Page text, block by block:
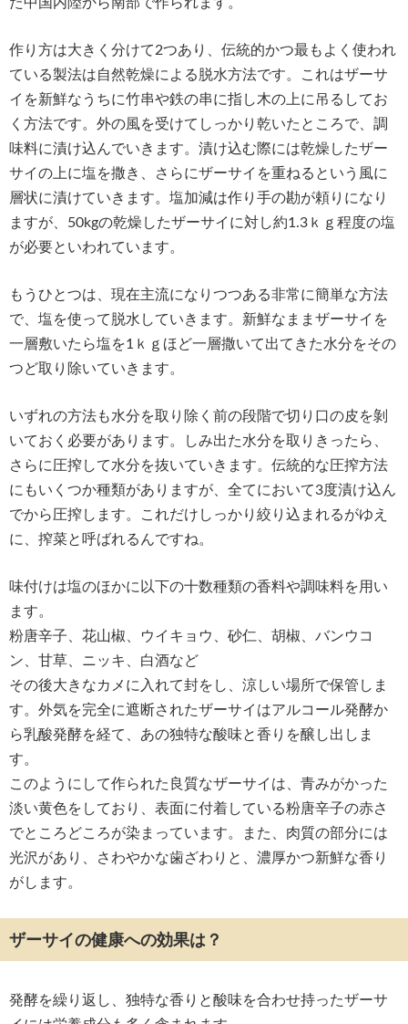
た中国内陸から南部で作られます。
作り方は大きく分けて2つあり、伝統的かつ最もよく使われ
ている製法は自然乾燥による脱水方法です。これはザーサ
イを新鮮なうちに竹串や鉄の串に指し木の上に吊るしてお
く方法です。外の風を受けてしっかり乾いたところで、調
味料に漬け込んでいきます。漬け込む際には乾燥したザー
サイの上に塩を撒き、さらにザーサイを重ねるという風に
層状に漬けていきます。塩加減は作り手の勘が頼りになり
ますが、50kgの乾燥したザーサイに対し約1.3ｋｇ程度の塩
が必要といわれています。
もうひとつは、現在主流になりつつある非常に簡単な方法
で、塩を使って脱水していきます。新鮮なままザーサイを
一層敷いたら塩を1ｋｇほど一層撒いて出てきた水分をその
つど取り除いていきます。
いずれの方法も水分を取り除く前の段階で切り口の皮を剝
いておく必要があります。しみ出た水分を取りきったら、
さらに圧搾して水分を抜いていきます。伝統的な圧搾方法
にもいくつか種類がありますが、全てにおいて3度漬け込ん
でから圧搾します。これだけしっかり絞り込まれるがゆえ
に、搾菜と呼ばれるんですね。
味付けは塩のほかに以下の十数種類の香料や調味料を用い
ます。
粉唐辛子、花山椒、ウイキョウ、砂仁、胡椒、バンウコ
ン、甘草、ニッキ、白酒など
その後大きなカメに入れて封をし、涼しい場所で保管しま
す。外気を完全に遮断されたザーサイはアルコール発酵か
ら乳酸発酵を経て、あの独特な酸味と香りを醸し出しま
す。
このようにして作られた良質なザーサイは、青みがかった
淡い黄色をしており、表面に付着している粉唐辛子の赤さ
でところどころが染まっています。また、肉質の部分には
光沢があり、さわやかな歯ざわりと、濃厚かつ新鮮な香り
がします。
ザーサイの健康への効果は？
発酵を繰り返し、独特な香りと酸味を合わせ持ったザーサ